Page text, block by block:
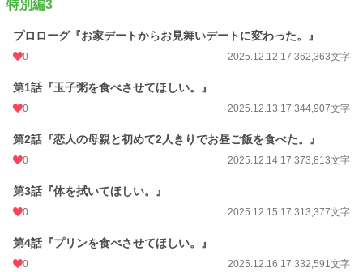
特別編3
プロローグ『お家デートからお見舞いデートに変わった。』
0 2025.12.12 17:362,363文字
第1話『玉子粥を食べさせてほしい。』
0 2025.12.13 17:344,907文字
第2話『恋人の母親と初めて2人きりでお昼ご飯を食べた。』
0 2025.12.14 17:373,813文字
第3話『体を拭いてほしい。』
0 2025.12.15 17:313,377文字
第4話『プリンを食べさせてほしい。』
0 2025.12.16 17:332,591文字